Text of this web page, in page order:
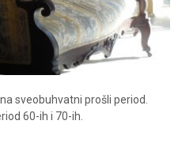
sveobuhvatni prošli period.
60-ih i 70-ih.